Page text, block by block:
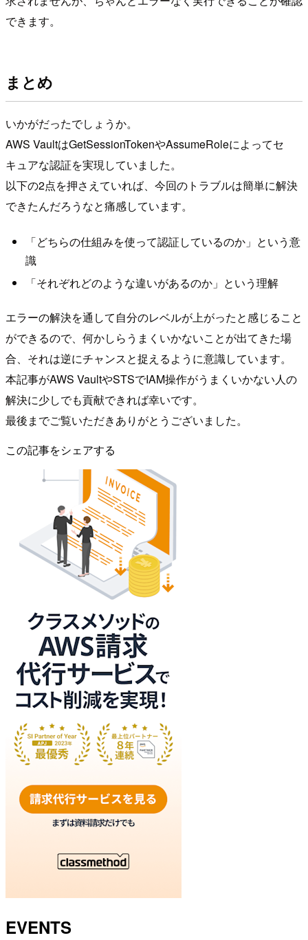
できます。
まとめ
いかがだったでしょうか。
AWS VaultはGetSessionTokenやAssumeRoleによってセ
キュアな認証を実現していました。
以下の2点を押さえていれば、今回のトラブルは簡単に解決
できたんだろうなと痛感しています。
「どちらの仕組みを使って認証しているのか」という意
識
「それぞれどのような違いがあるのか」という理解
エラーの解決を通して自分のレベルが上がったと感じること
ができるので、何かしらうまくいかないことが出てきた場
合、それは逆にチャンスと捉えるように意識しています。
本記事がAWS VaultやSTSでIAM操作がうまくいかない人の
解決に少しでも貢献できれば幸いです。
最後までご覧いただきありがとうございました。
この記事をシェアする
EVENTS